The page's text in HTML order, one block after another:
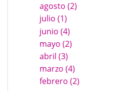
agosto (2)
julio (1)
junio (4)
mayo (2)
abril (3)
marzo (4)
febrero (2)